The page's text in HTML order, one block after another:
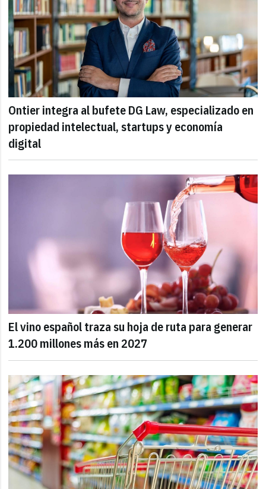
Ontier integra al bufete DG Law, especializado en
propiedad intelectual, startups y economía
digital
El vino español traza su hoja de ruta para generar
1.200 millones más en 2027